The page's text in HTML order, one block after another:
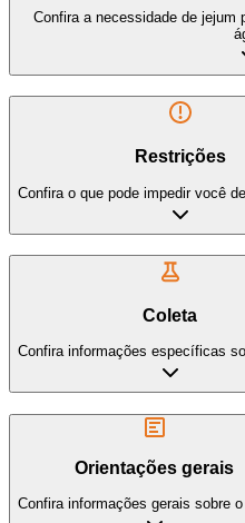
Confira a necessidade de jejum
Restrições
Confira o que pode impedir você
Coleta
Confira informações específicas
Orientações gerais
Confira informações gerais sobre